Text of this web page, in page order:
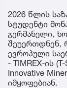
2026 წლის
სტუდენტი
გერმანელი,
შეუერთდნენ,
ევროპული
- TIMREX-ის
Innovative
იმყოფებიან.